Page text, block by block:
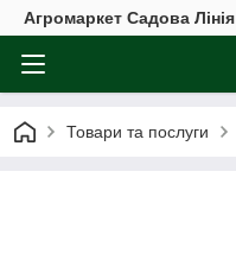
Агромаркет Садова Лінія
Товари та послуги